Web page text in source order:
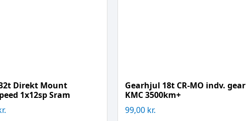
Direkt Mount
1x12sp Sram
Gearhjul 18t CR-MO indv. gear
KMC 3500km+
99,00 kr.